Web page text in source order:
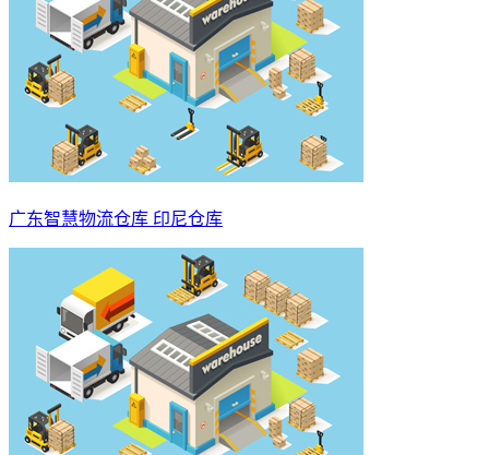
广东智慧物流仓库 印尼仓库